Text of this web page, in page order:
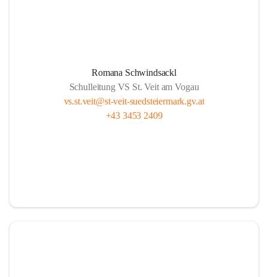
Romana Schwindsackl
Schulleitung VS St. Veit am Vogau
vs.st.veit@st-veit-suedsteiermark.gv.at
+43 3453 2409